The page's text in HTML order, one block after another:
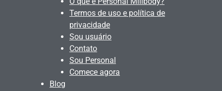
Termos de uso e política de
privacidade
Sou usuário
Contato
Sou Personal
Comece agora
Blog